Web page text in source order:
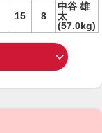
15 8
中谷 雄
太
(57.0kg)